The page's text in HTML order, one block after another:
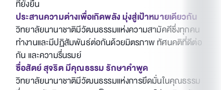
ที่ยั่งยืน
ประสานความต่างเพื่อเกิดพลัง มุ่งสู่เป้าหมายเดียวกัน
วิทยาลัยนานาชาติมีวัฒนธรรมแห่งความสามัคคีซึ่งทุกคน
ทำงานและมีปฏิสัมพันธ์ต่อกันด้วยมิตรภาพ ทัศนคติที่ดีต่อ
กัน และความรื่นรมย์
ซื่อสัตย์ สุจริต มีคุณธรรม รักษาคำพูด
วิทยาลัยนานาชาติมีวัฒนธรรมแห่งการยึดมั่นในคุณธรรม